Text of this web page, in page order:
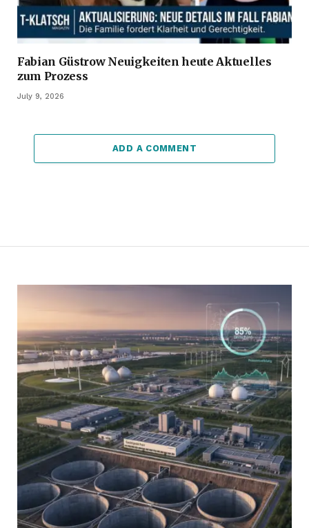
Fabian Güstrow Neuigkeiten heute Aktuelles
zum Prozess
July 9, 2026
ADD A COMMENT